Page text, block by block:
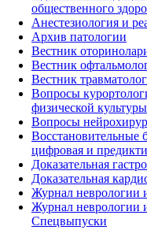
общественного
Анестезиология и
Архив патологии
Вестник
Вестник
Вестник
Вопросы
физической культуры
Вопросы
Восстановительные
цифровая и
Доказательная
Доказательная
Журнал неврологии
Журнал неврологии
Спецвыпуски